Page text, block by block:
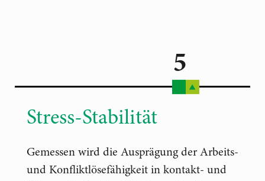
Stress-Stabilität
Gemessen wird die Ausprägung der Arbeits-
und Konfliktlösefähigkeit in kontakt- und
5